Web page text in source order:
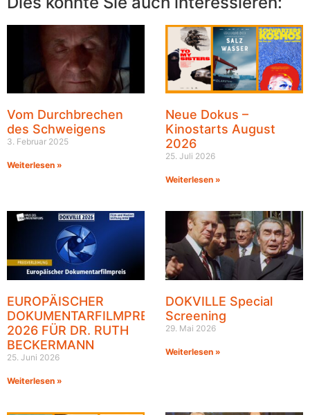
Vom Durchbrechen
des Schweigens
3. Februar 2025
Weiterlesen »
Neue Dokus –
Kinostarts August
2026
25. Juli 2026
Weiterlesen »
EUROPÄISCHER
DOKUMENTARFILMPREIS
2026 FÜR DR. RUTH
BECKERMANN
25. Juni 2026
Weiterlesen »
DOKVILLE Special
Screening
29. Mai 2026
Weiterlesen »